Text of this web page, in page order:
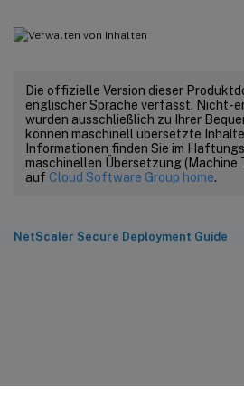
Die offizielle Version dieser
englischer Sprache verfasst. Nicht-
wurden ausschließlich zu Ihrer
können maschinell übersetzte
Informationen finden Sie im
maschinellen Übersetzung (Machine
auf Cloud Software Group home.
NetScaler Secure Deployment Guide